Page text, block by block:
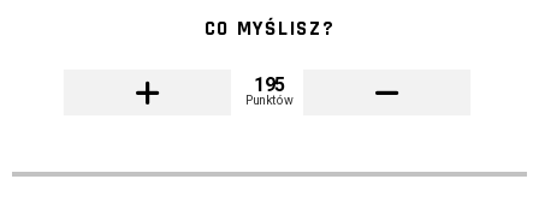
CO MYŚLISZ?
195
Punktów